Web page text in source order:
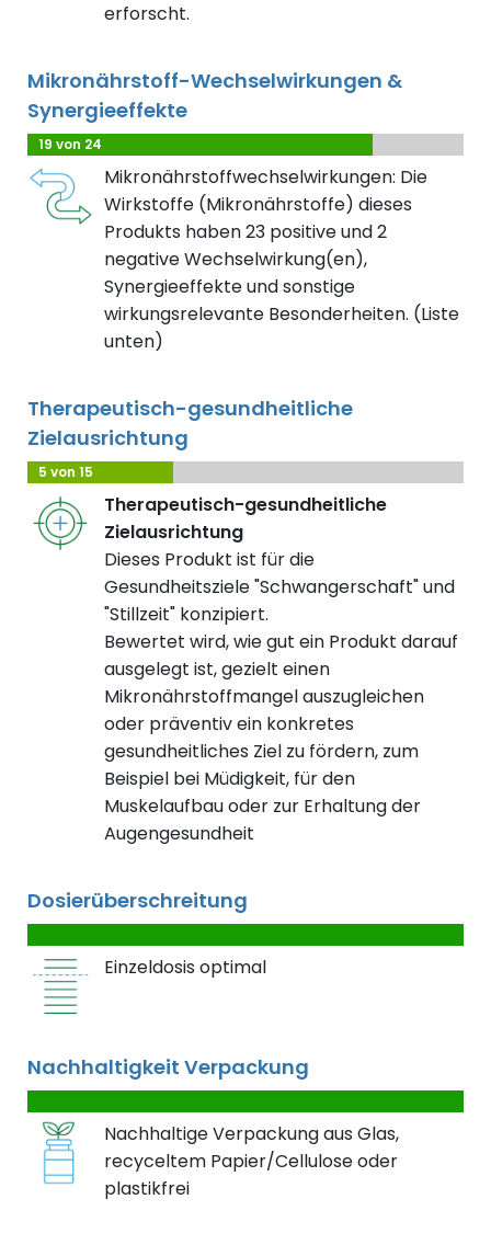
erforscht.
Mikronährstoff-Wechselwirkungen &
Synergieeffekte
19 von 24
Mikronährstoffwechselwirkungen: Die
Wirkstoffe (Mikronährstoffe) dieses
Produkts haben 23 positive und 2
negative Wechselwirkung(en),
Synergieeffekte und sonstige
wirkungsrelevante Besonderheiten. (Liste
unten)
Therapeutisch-gesundheitliche
Zielausrichtung
5 von 15
Therapeutisch-gesundheitliche
Zielausrichtung
Dieses Produkt ist für die
Gesundheitsziele "Schwangerschaft" und
"Stillzeit" konzipiert.
Bewertet wird, wie gut ein Produkt darauf
ausgelegt ist, gezielt einen
Mikronährstoffmangel auszugleichen
oder präventiv ein konkretes
gesundheitliches Ziel zu fördern, zum
Beispiel bei Müdigkeit, für den
Muskelaufbau oder zur Erhaltung der
Augengesundheit
Dosierüberschreitung
Einzeldosis optimal
Nachhaltigkeit Verpackung
Nachhaltige Verpackung aus Glas,
recyceltem Papier/Cellulose oder
plastikfrei